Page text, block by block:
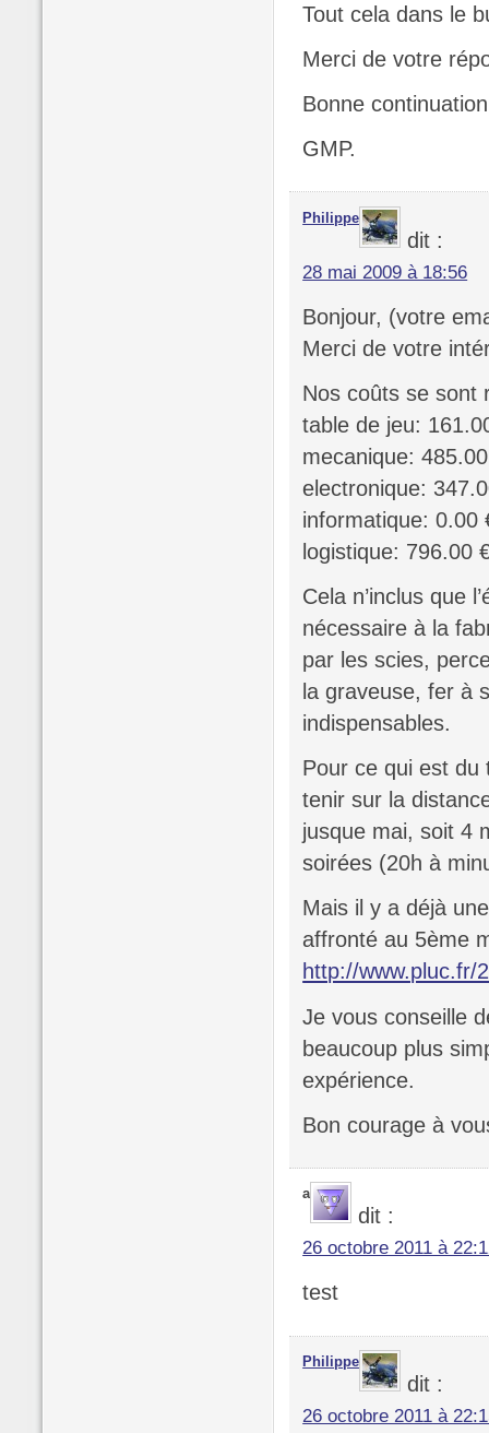
Tout cela dans le
Merci de votre
Bonne
GMP.
Philippe
dit :
28 mai 2009 à 18:56
Bonjour, (votre
Merci de votre
Nos coûts se sont
table de jeu:
mecanique:
electronique:
informatique: 0.00
logistique: 796.00
Cela n’inclus que
nécessaire à la
par les scies,
la graveuse, fer à
indispensables.
Pour ce qui est du
tenir sur la
jusque mai, soit 4
soirées (20h à
Mais il y a déjà une
affronté au 5ème
http://www.pluc.fr/
Je vous conseille
beaucoup plus
expérience.
Bon courage à
a
dit :
26 octobre 2011 à
test
Philippe
dit :
26 octobre 2011 à